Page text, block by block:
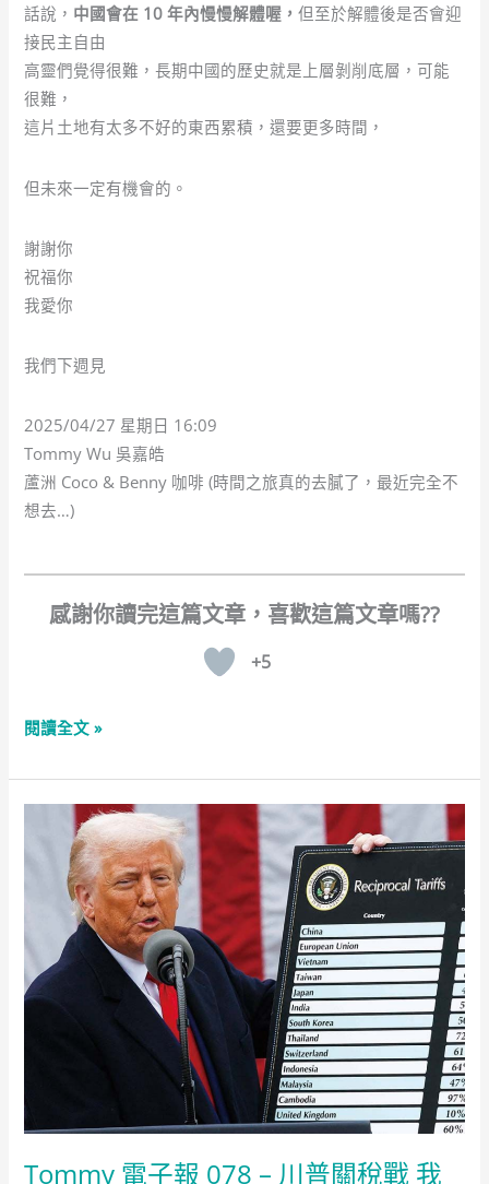
話說， 中國會在 10 年內慢慢解體喔，但至於解體後是否會迎
接民主自由
高靈們覺得很難，長期中國的歷史就是上層剝削底層，可能
很難，
這片土地有太多不好的東西累積，還要更多時間，
但未來一定有機會的。
謝謝你
祝福你
我愛你
我們下週見
2025/04/27 星期日 16:09
Tommy Wu 吳嘉皓
蘆洲 Coco & Benny 咖啡 (時間之旅真的去膩了，最近完全不
想去…)
+5
Tommy
子
互
害
葛
閱讀全文 »
Tommy 電子報 078 – 川普關稅戰 我